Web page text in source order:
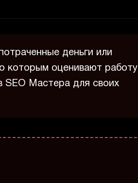
деньги или
которым оценивают работу
SEO Мастера для своих